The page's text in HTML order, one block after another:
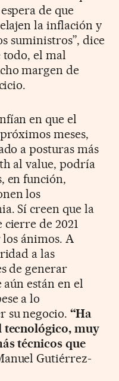
de que
la inflación y
suministros”, dice
todo, el mal
margen de
en que el
meses,
a posturas más
al value, podría
en función,
los
Sí creen que la
de 2021
ánimos. A
a las
de generar
están en el
a lo
su negocio.“Ha
tecnológico, muy
técnicos que
Gutiérrez-